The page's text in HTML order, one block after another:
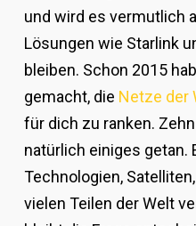
und wird es vermutlich
Lösungen wie Starlink
bleiben. Schon 2015
gemacht, die Netze der
für dich zu ranken.
natürlich einiges getan.
Technologien,
vielen Teilen der Welt